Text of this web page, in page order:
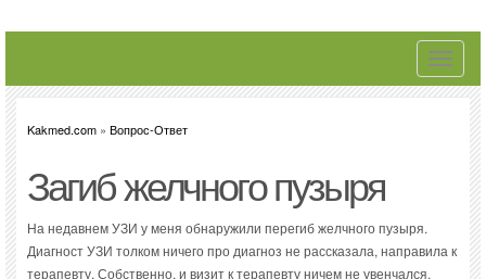
Toggle
Kakmed.com » Вопрос-Ответ
Загиб желчного пузыря
На недавнем УЗИ у меня обнаружили перегиб желчного пузыря.
Диагност УЗИ толком ничего про диагноз не рассказала, направила к
терапевту. Собственно, и визит к терапевту ничем не увенчался.